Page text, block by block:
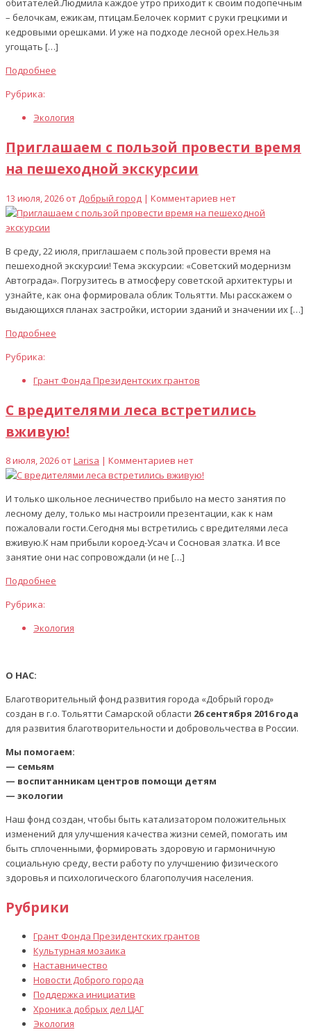
обитателей.Людмила каждое утро приходит к своим подопечным
– белочкам, ежикам, птицам.Белочек кормит с руки грецкими и
кедровыми орешками. И уже на подходе лесной орех.Нельзя
угощать […]
Подробнее
Рубрика:
Экология
Приглашаем с пользой провести время
на пешеходной экскурсии
13 июля, 2026 от Добрый город | Комментариев нет
В среду, 22 июля, приглашаем с пользой провести время на
пешеходной экскурсии! Тема экскурсии: «Советский модернизм
Автограда». Погрузитесь в атмосферу советской архитектуры и
узнайте, как она формировала облик Тольятти. Мы расскажем о
выдающихся планах застройки, истории зданий и значении их […]
Подробнее
Рубрика:
Грант Фонда Президентских грантов
С вредителями леса встретились
вживую!
8 июля, 2026 отLarisa | Комментариев нет
И только школьное лесничество прибыло на место занятия по
лесному делу, только мы настроили презентации, как к нам
пожаловали гости.Сегодня мы встретились с вредителями леса
вживую.К нам прибыли короед-Усач и Сосновая златка. И все
занятие они нас сопровождали (и не […]
Подробнее
Рубрика:
Экология
О НАС:
Благотворительный фонд развития города «Добрый город»
создан в г.о. Тольятти Самарской области 26 сентября 2016 года
для развития благотворительности и добровольчества в России.
Мы помогаем:
— семьям
— воспитанникам центров помощи детям
— экологии
Наш фонд создан, чтобы быть катализатором положительных
изменений для улучшения качества жизни семей, помогать им
быть сплоченными, формировать здоровую и гармоничную
социальную среду, вести работу по улучшению физического
здоровья и психологического благополучия населения.
Рубрики
Грант Фонда Президентских грантов
Культурная мозаика
Наставничество
Новости Доброго города
Поддержка инициатив
Хроника добрых дел ЦАГ
Экология